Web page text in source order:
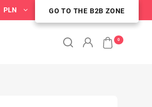
PLN STREFA KLIENTA B2B
GO TO THE B2B ZONE
0